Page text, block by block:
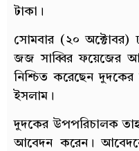
টাকা।
সোমবার (২০ অক্টোবর)
জজ সাব্বির ফয়েজের
নিশ্চিত করেছেন
ইসলাম।
দুদকের উপপরিচালক
আবেদন করেন।